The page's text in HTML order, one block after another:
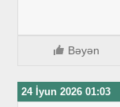
Bəyən
24 İyun 2026 01:03